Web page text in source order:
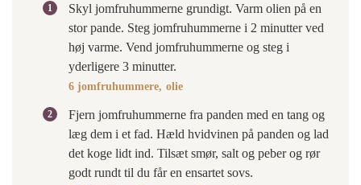
Skyl jomfruhummerne grundigt. Varm olien på en
stor pande. Steg jomfruhummerne i 2 minutter ved
høj varme. Vend jomfruhummerne og steg i
yderligere 3 minutter.
6 jomfruhummere, olie
Fjern jomfruhummerne fra panden med en tang og
læg dem i et fad. Hæld hvidvinen på panden og lad
det koge lidt ind. Tilsæt smør, salt og peber og rør
godt rundt til du får en ensartet sovs.